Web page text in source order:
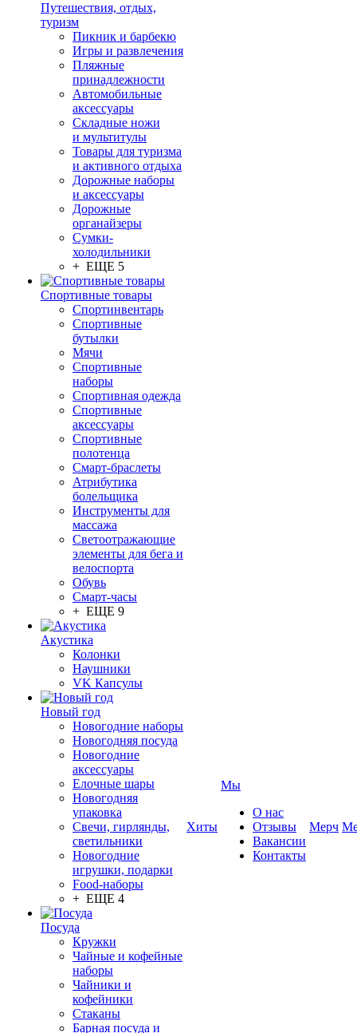
Путешествия, отдых,
туризм
Пикник и барбекю
Игры и развлечения
Пляжные
принадлежности
Автомобильные
аксессуары
Складные ножи
и мультитулы
Товары для туризма
и активного отдыха
Дорожные наборы
и аксессуары
Дорожные
органайзеры
Сумки-
холодильники
+ ЕЩЕ 5
Спортивные товары
Спортинвентарь
Спортивные
бутылки
Мячи
Спортивные
наборы
Спортивная одежда
Спортивные
аксессуары
Спортивные
полотенца
Смарт-браслеты
Атрибутика
болельщика
Инструменты для
массажа
Светоотражающие
элементы для бега и
велоспорта
Обувь
Смарт-часы
+ ЕЩЕ 9
Акустика
Колонки
Наушники
VK Капсулы
Новый год
Новогодние наборы
Новогодняя посуда
Новогодние
аксессуары
Елочные шары
Новогодняя
упаковка
Свечи, гирлянды,
светильники
Новогодние
игрушки, подарки
Food-наборы
+ ЕЩЕ 4
Посуда
Кружки
Чайные и кофейные
наборы
Чайники и
кофейники
Стаканы
Барная посуда и
Хиты
Мы
О нас
Отзывы
Вакансии
Контакты
Мерч